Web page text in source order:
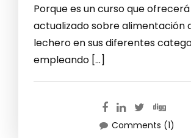
Porque es un curso que
actualizado sobre alimentación
lechero en sus diferentes
empleando […]
Comments (1)